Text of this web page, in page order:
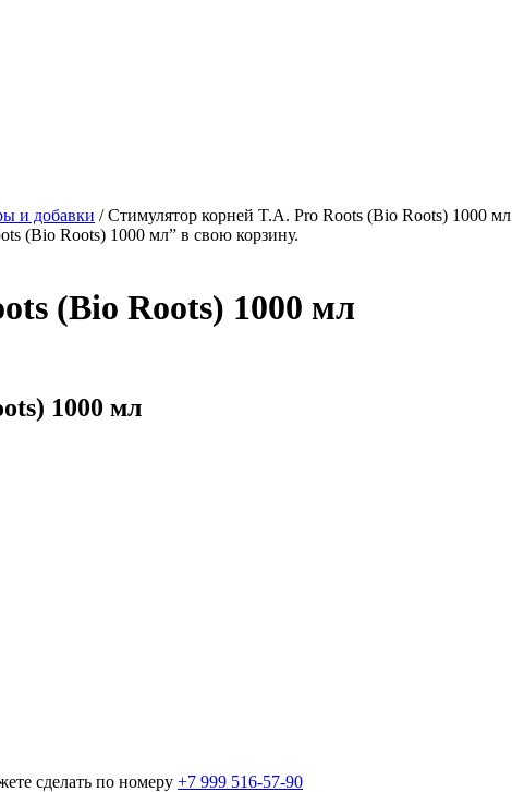
и добавки /Стимулятор корней T.A. Pro Roots (Bio Roots) 1000 мл
(Bio Roots) 1000 мл” в свою корзину.
(Bio Roots) 1000 мл
1000 мл
сделать по номеру +7 999 516-57-90